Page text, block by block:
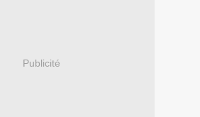
Publicité